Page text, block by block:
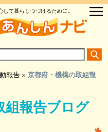
て暮らしつづけるために。
報告 »京都府・機構の取組報
組報告ブログ